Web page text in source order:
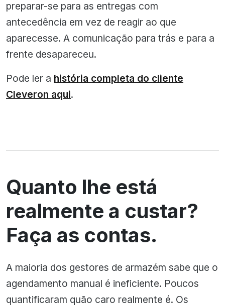
preparar-se para as entregas com
antecedência em vez de reagir ao que
aparecesse. A comunicação para trás e para a
frente desapareceu.
Pode ler a história completa do cliente
Cleveron aqui.
Quanto lhe está
realmente a custar?
Faça as contas.
A maioria dos gestores de armazém sabe que o
agendamento manual é ineficiente. Poucos
quantificaram quão caro realmente é. Os